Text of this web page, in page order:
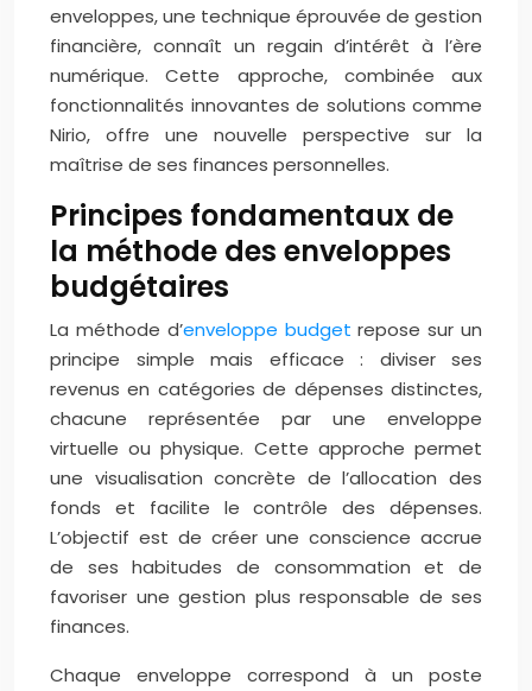
enveloppes, une technique éprouvée de gestion
financière, connaît un regain d’intérêt à l’ère
numérique. Cette approche, combinée aux
fonctionnalités innovantes de solutions comme
Nirio, offre une nouvelle perspective sur la
maîtrise de ses finances personnelles.
Principes fondamentaux de
la méthode des enveloppes
budgétaires
La méthode d’enveloppe budget repose sur un
principe simple mais efficace : diviser ses
revenus en catégories de dépenses distinctes,
chacune représentée par une enveloppe
virtuelle ou physique. Cette approche permet
une visualisation concrète de l’allocation des
fonds et facilite le contrôle des dépenses.
L’objectif est de créer une conscience accrue
de ses habitudes de consommation et de
favoriser une gestion plus responsable de ses
finances.
Chaque enveloppe correspond à un poste